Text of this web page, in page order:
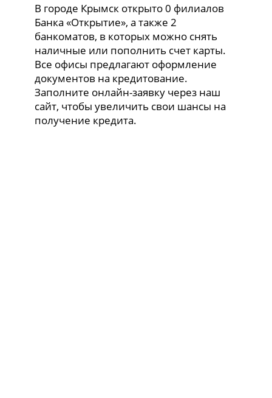
В городе Крымск открыто 0 филиалов
Банка «Открытие», а также 2
банкоматов, в которых можно снять
наличные или пополнить счет карты.
Все офисы предлагают оформление
документов на кредитование.
Заполните онлайн-заявку через наш
сайт, чтобы увеличить свои шансы на
получение кредита.